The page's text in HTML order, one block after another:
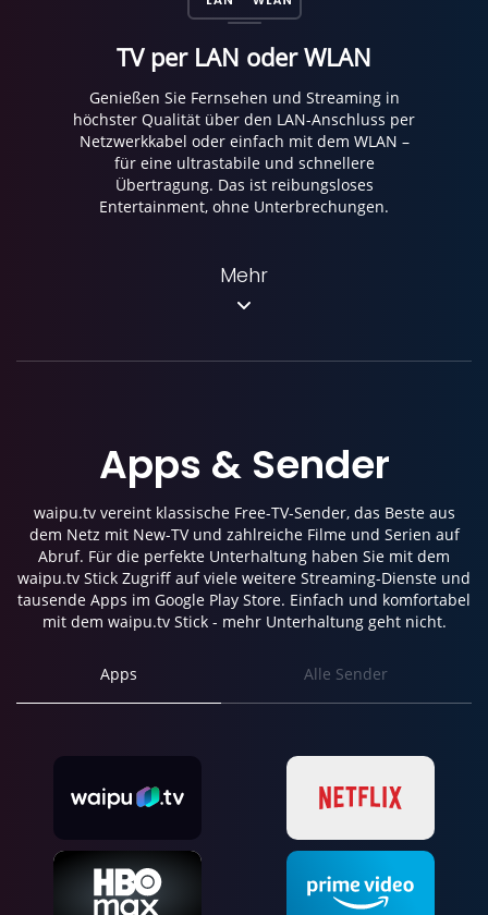
TV per LAN oder WLAN
Genießen Sie Fernsehen und Streaming in
höchster Qualität über den LAN-Anschluss per
Netzwerkkabel oder einfach mit dem WLAN –
für eine ultrastabile und schnellere
Übertragung. Das ist reibungsloses
Entertainment, ohne Unterbrechungen.
Mehr
Apps &Sender
waipu.tv vereint klassische Free-TV-Sender, das Beste aus
dem Netz mit New-TV und zahlreiche Filme und Serien auf
Abruf. Für die perfekte Unterhaltung haben Sie mit dem
waipu.tv Stick Zugriff auf viele weitere Streaming-Dienste und
tausende Apps im Google Play Store. Einfach und komfortabel
mit dem waipu.tv Stick - mehr Unterhaltung geht nicht.
Apps Alle Sender